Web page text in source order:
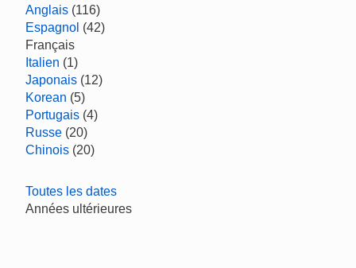
Anglais (116)
Espagnol (42)
Français
Italien (1)
Japonais (12)
Korean (5)
Portugais (4)
Russe (20)
Chinois (20)
Toutes les dates
Années ultérieures